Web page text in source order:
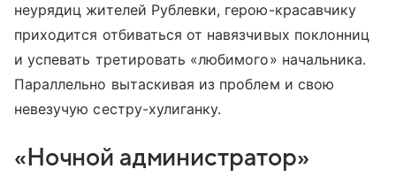
неурядиц жителей Рублевки, герою-красавчику
приходится отбиваться от навязчивых поклонниц
и успевать третировать «любимого» начальника.
Параллельно вытаскивая из проблем и свою
невезучую сестру-хулиганку.
«Ночной администратор»